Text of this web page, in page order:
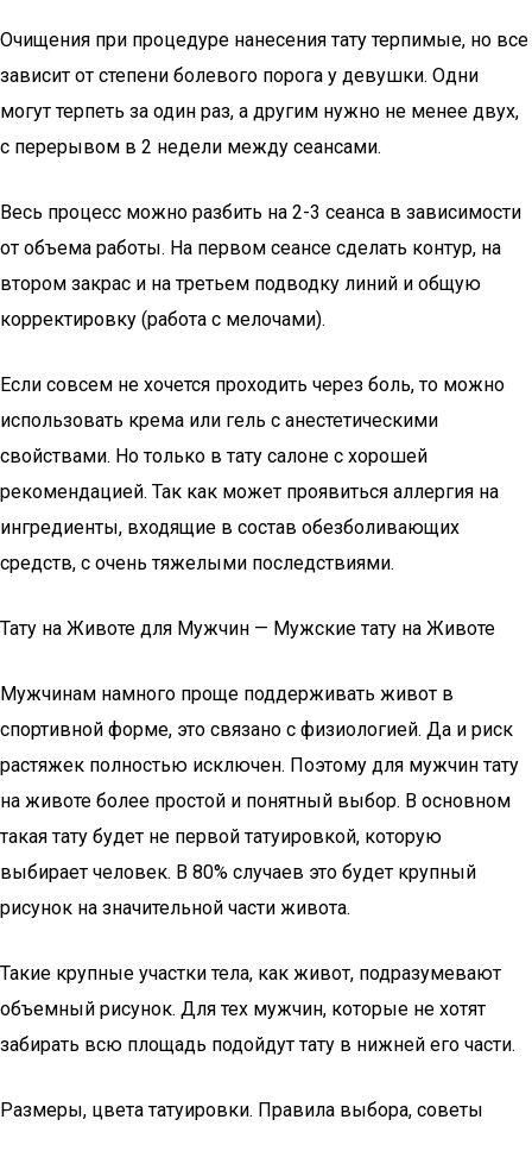
Очищения при процедуре нанесения тату терпимые, но все
зависит от степени болевого порога у девушки. Одни
могут терпеть за один раз, а другим нужно не менее двух,
с перерывом в 2 недели между сеансами.
Весь процесс можно разбить на 2-3 сеанса в зависимости
от объема работы. На первом сеансе сделать контур, на
втором закрас и на третьем подводку линий и общую
корректировку (работа с мелочами).
Если совсем не хочется проходить через боль, то можно
использовать крема или гель с анестетическими
свойствами. Но только в тату салоне с хорошей
рекомендацией. Так как может проявиться аллергия на
ингредиенты, входящие в состав обезболивающих
средств, с очень тяжелыми последствиями.
Тату на Животе для Мужчин — Мужские тату на Животе
Мужчинам намного проще поддерживать живот в
спортивной форме, это связано с физиологией. Да и риск
растяжек полностью исключен. Поэтому для мужчин тату
на животе более простой и понятный выбор. В основном
такая тату будет не первой татуировкой, которую
выбирает человек. В 80% случаев это будет крупный
рисунок на значительной части живота.
Такие крупные участки тела, как живот, подразумевают
объемный рисунок. Для тех мужчин, которые не хотят
забирать всю площадь подойдут тату в нижней его части.
Размеры, цвета татуировки. Правила выбора, советы